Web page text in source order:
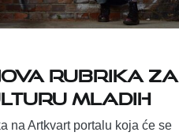
rubrika za
mladih
na Artkvart portalu koja će se